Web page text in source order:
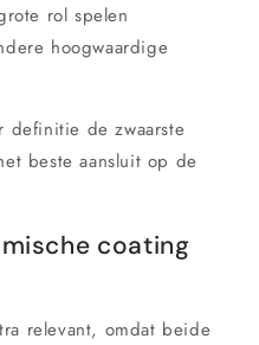
rol spelen
hoogwaardige
definitie de zwaarste
beste aansluit op de
coating
relevant, omdat beide